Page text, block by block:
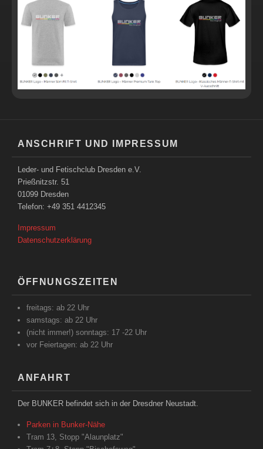
ANSCHRIFT UND IMPRESSUM
Leder- und Fetischclub Dresden e.V.
Prießnitzstr. 51
01099 Dresden
Telefon: +49 351 4412345
Impressum
Datenschutzerklärung
ÖFFNUNGSZEITEN
freitags: ab 22 Uhr
samstags: ab 22 Uhr
(nicht immer!) sonntags: 17 -22 Uhr
vor Feiertagen: ab 22 Uhr
ANFAHRT
Der BUNKER befindet sich in der Dresdner Neustadt.
Parken in Bunker-Nähe
Tram 13, Stopp "Alaunplatz"